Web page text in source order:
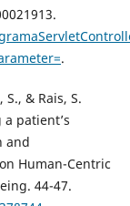
.
& Rais, S.
patient’s
and
Human-Centric
44-47.